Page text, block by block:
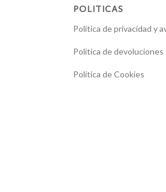
POLITICAS
Política de privacidad y
Política de devoluciones
Política de Cookies